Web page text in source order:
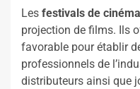
Les festivals de cinéma
projection de films. Ils
favorable pour établir
professionnels de
distributeurs ainsi que